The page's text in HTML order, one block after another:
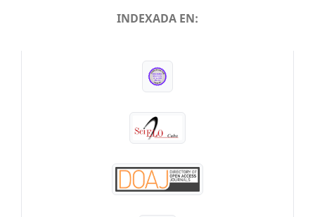
INDEXADA EN: